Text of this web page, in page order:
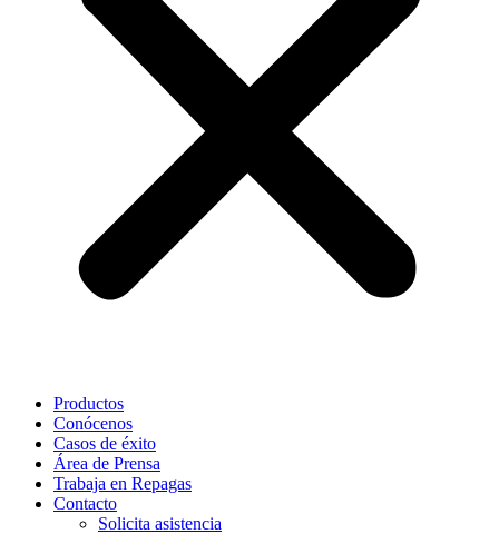
Productos
Conócenos
Casos de éxito
Área de Prensa
Trabaja en Repagas
Contacto
Solicita asistencia